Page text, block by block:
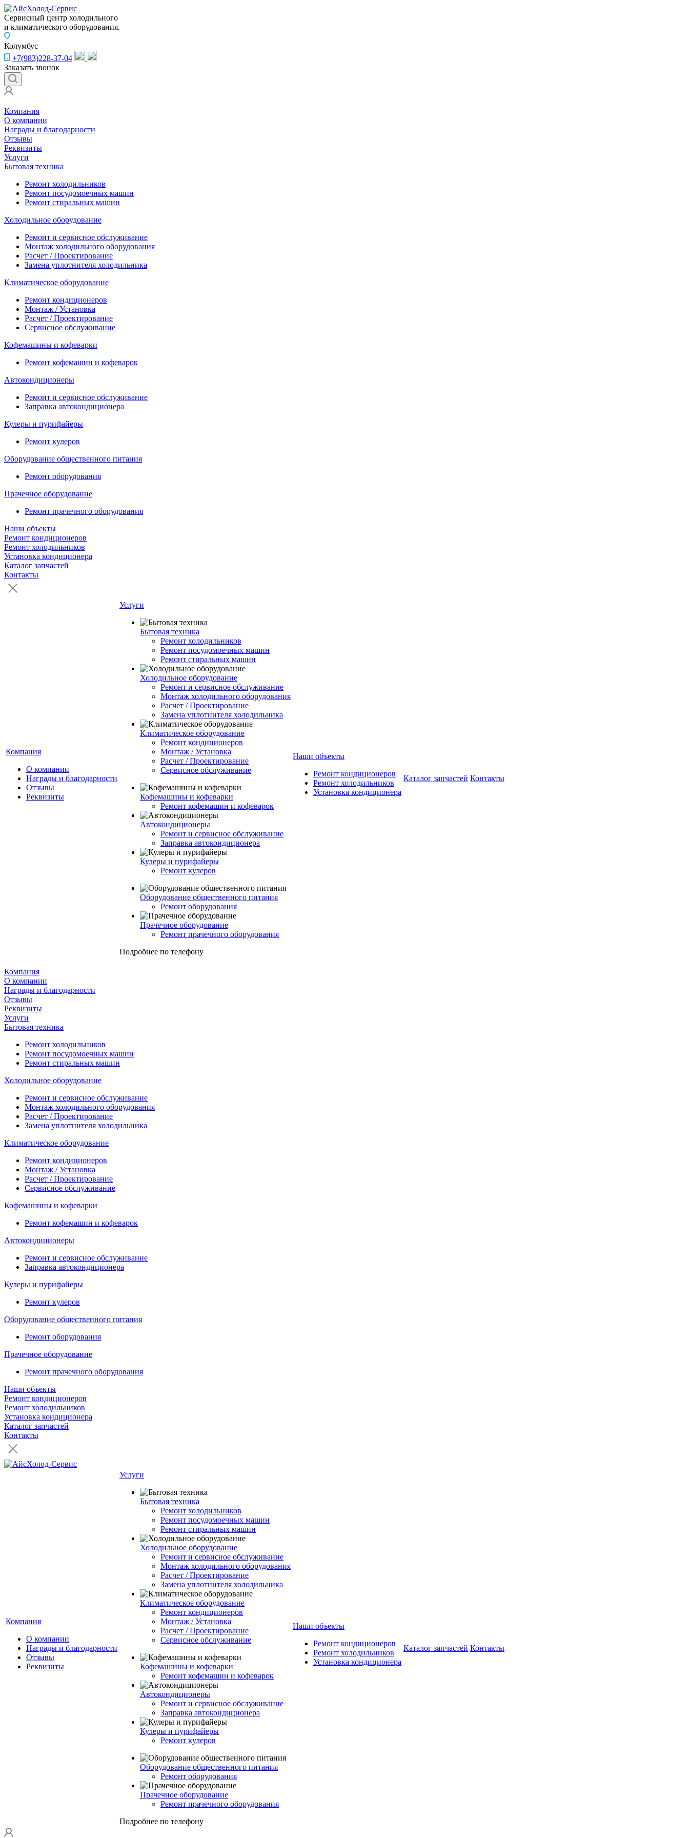
Сервисный центр холодильного
и климатического оборудования.
Колумбус
+7(983)228-37-04
Заказать звонок
Компания
О компании
Награды и благодарности
Отзывы
Реквизиты
Услуги
Бытовая техника
Ремонт холодильников
Ремонт посудомоечных машин
Ремонт стиральных машин
Холодильное оборудование
Ремонт и сервисное обслуживание
Монтаж холодильного оборудования
Расчет / Проектирование
Замена уплотнителя холодильника
Климатическое оборудование
Ремонт кондиционеров
Монтаж / Установка
Расчет / Проектирование
Сервисное обслуживание
Кофемашины и кофеварки
Ремонт кофемашин и кофеварок
Автокондиционеры
Ремонт и сервисное обслуживание
Заправка автокондиционера
Кулеры и пурифайеры
Ремонт кулеров
Оборудование общественного питания
Ремонт оборудования
Прачечное оборудование
Ремонт прачечного оборудования
Наши объекты
Ремонт кондиционеров
Ремонт холодильников
Установка кондиционера
Каталог запчастей
Контакты
Компания
О компании
Награды и благодарности
Отзывы
Реквизиты
Услуги
Бытовая техника
Ремонт холодильников
Ремонт посудомоечных машин
Ремонт стиральных машин
Холодильное оборудование
Ремонт и сервисное обслуживание
Монтаж холодильного оборудования
Расчет / Проектирование
Замена уплотнителя холодильника
Климатическое оборудование
Ремонт кондиционеров
Монтаж / Установка
Расчет / Проектирование
Сервисное обслуживание
Кофемашины и кофеварки
Ремонт кофемашин и кофеварок
Автокондиционеры
Ремонт и сервисное обслуживание
Заправка автокондиционера
Кулеры и пурифайеры
Ремонт кулеров
Оборудование общественного питания
Ремонт оборудования
Прачечное оборудование
Ремонт прачечного оборудования
Подробнее по телефону
Наши объекты
Ремонт кондиционеров
Ремонт холодильников
Установка кондиционера
Каталог запчастей Контакты
Компания
О компании
Награды и благодарности
Отзывы
Реквизиты
Услуги
Бытовая техника
Ремонт холодильников
Ремонт посудомоечных машин
Ремонт стиральных машин
Холодильное оборудование
Ремонт и сервисное обслуживание
Монтаж холодильного оборудования
Расчет / Проектирование
Замена уплотнителя холодильника
Климатическое оборудование
Ремонт кондиционеров
Монтаж / Установка
Расчет / Проектирование
Сервисное обслуживание
Кофемашины и кофеварки
Ремонт кофемашин и кофеварок
Автокондиционеры
Ремонт и сервисное обслуживание
Заправка автокондиционера
Кулеры и пурифайеры
Ремонт кулеров
Оборудование общественного питания
Ремонт оборудования
Прачечное оборудование
Ремонт прачечного оборудования
Наши объекты
Ремонт кондиционеров
Ремонт холодильников
Установка кондиционера
Каталог запчастей
Контакты
Компания
О компании
Награды и благодарности
Отзывы
Реквизиты
Услуги
Бытовая техника
Ремонт холодильников
Ремонт посудомоечных машин
Ремонт стиральных машин
Холодильное оборудование
Ремонт и сервисное обслуживание
Монтаж холодильного оборудования
Расчет / Проектирование
Замена уплотнителя холодильника
Климатическое оборудование
Ремонт кондиционеров
Монтаж / Установка
Расчет / Проектирование
Сервисное обслуживание
Кофемашины и кофеварки
Ремонт кофемашин и кофеварок
Автокондиционеры
Ремонт и сервисное обслуживание
Заправка автокондиционера
Кулеры и пурифайеры
Ремонт кулеров
Оборудование общественного питания
Ремонт оборудования
Прачечное оборудование
Ремонт прачечного оборудования
Подробнее по телефону
Наши объекты
Ремонт кондиционеров
Ремонт холодильников
Установка кондиционера
Каталог запчастей Контакты